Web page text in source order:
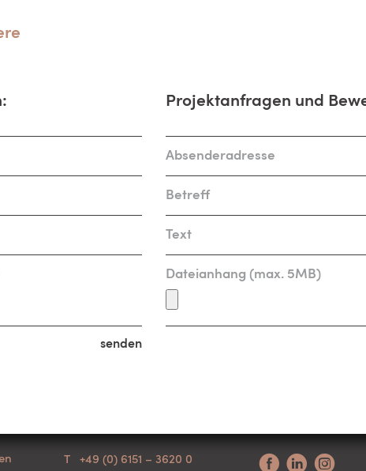
senden
Projektanfragen und
Dateianhang (max. 5MB)
T
+49 (0) 6151 – 3620 0